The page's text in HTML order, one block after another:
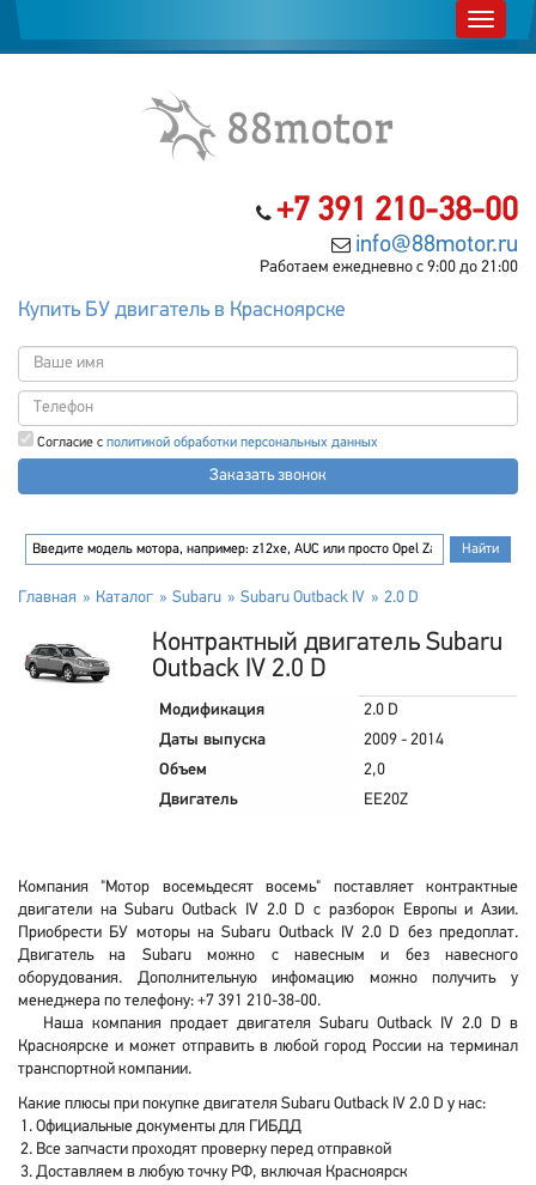
+7 391 210-38-00
info@88motor.ru
Работаем ежедневно с 9:00 до 21:00
Купить БУ двигатель в Красноярске
Согласие с политикой обработки персональных данных
Заказать звонок
Главная Каталог Subaru Subaru Outback IV 2.0 D
Контрактный двигатель Subaru
Outback IV 2.0 D
Модификация
2.0 D
Даты выпуска
2009 - 2014
Объем
2,0
Двигатель
EE20Z
Компания "Мотор восемьдесят восемь" поставляет контрактные
двигатели на Subaru Outback IV 2.0 D с разборок Европы и Азии.
Приобрести БУ моторы на Subaru Outback IV 2.0 D без предоплат.
Двигатель на Subaru можно с навесным и без навесного
оборудования. Дополнительную инфомацию можно получить у
менеджера по телефону: +7 391 210-38-00.
Наша компания продает двигателя Subaru Outback IV 2.0 D в
Красноярске и может отправить в любой город России на терминал
транспортной компании.
Какие плюсы при покупке двигателя Subaru Outback IV 2.0 D у нас:
Официальные документы для ГИБДД
Все запчасти проходят проверку перед отправкой
Доставляем в любую точку РФ, включая Красноярск